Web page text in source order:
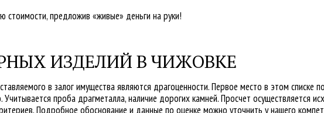
стоимости, предложив «живые» деньги на руки!
ИЗДЕЛИЙ В ЧИЖОВКЕ
в залог имущества являются драгоценности. Первое место в этом списке по
проба драгметалла, наличие дорогих камней. Просчет осуществляется
Подробное обоснование и данные по оценке можно уточнить у нашего